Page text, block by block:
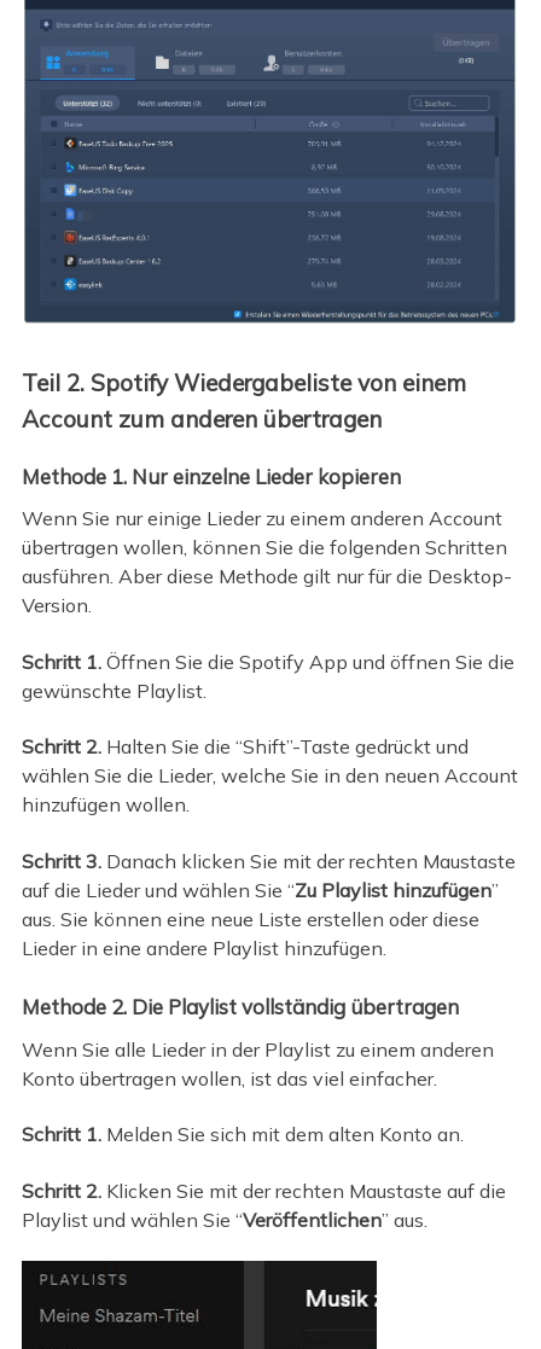
Teil 2. Spotify Wiedergabeliste von einem
Account zum anderen übertragen
Methode 1. Nur einzelne Lieder kopieren
Wenn Sie nur einige Lieder zu einem anderen Account
übertragen wollen, können Sie die folgenden Schritten
ausführen. Aber diese Methode gilt nur für die Desktop-
Version.
Schritt 1.Öffnen Sie die Spotify App und öffnen Sie die
gewünschte Playlist.
Schritt 2.Halten Sie die “Shift”-Taste gedrückt und
wählen Sie die Lieder, welche Sie in den neuen Account
hinzufügen wollen.
Schritt 3.Danach klicken Sie mit der rechten Maustaste
auf die Lieder und wählen Sie “Zu Playlist hinzufügen”
aus. Sie können eine neue Liste erstellen oder diese
Lieder in eine andere Playlist hinzufügen.
Methode 2. Die Playlist vollständig übertragen
Wenn Sie alle Lieder in der Playlist zu einem anderen
Konto übertragen wollen, ist das viel einfacher.
Schritt 1.Melden Sie sich mit dem alten Konto an.
Schritt 2.Klicken Sie mit der rechten Maustaste auf die
Playlist und wählen Sie “Veröffentlichen” aus.